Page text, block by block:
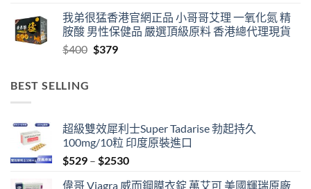
$759
through
我弟很猛香港官網正品 小哥哥艾理 一氧化氮 精
胺酸 男性保健品 嚴選頂級原料 香港總代理現貨
$400 Original
$379Current
BEST SELLING
超級雙效犀利士Super Tadarise 勃起持久
100mg/10粒 印度原裝進口
$529 – $2530Price
偉哥 Viagra 威而鋼膜衣錠 萬艾可 美國輝瑞原廠